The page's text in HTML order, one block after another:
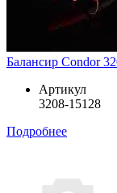
Балансир Condor
Артикул
3208-15128
Подробнее